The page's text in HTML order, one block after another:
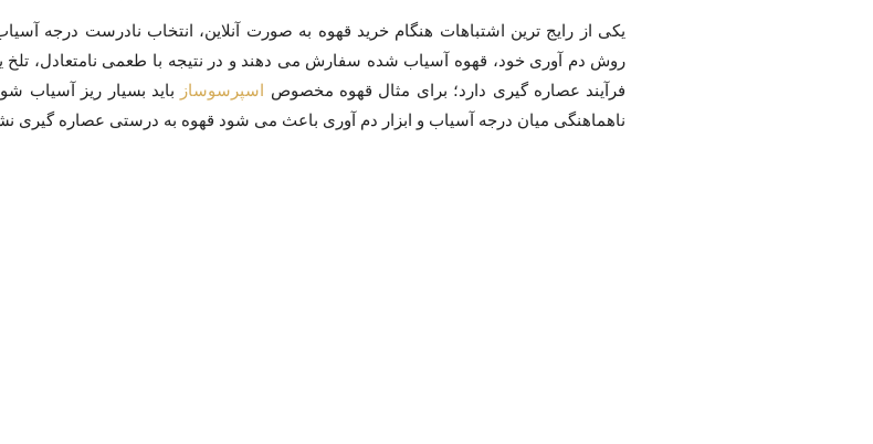
یکی از رایج ترین اشتباهات هنگام خرید قهوه به صورت آنلاین، انتخاب نادرست درجه
روش دم آوری خود، قهوه آسیاب شده سفارش می دهند و در نتیجه با طعمی نامتعادل، تلخ
فرآیند عصاره گیری دارد؛ برای مثال قهوه مخصوص
اسپرسوساز باید بسیار ریز آسیاب
ناهماهنگی میان درجه آسیاب و ابزار دم آوری باعث می شود قهوه به درستی عصاره گیری